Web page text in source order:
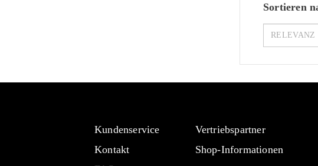
Sortieren
Kundenservice
Kontakt
Vertriebspartner
Shop-Informationen